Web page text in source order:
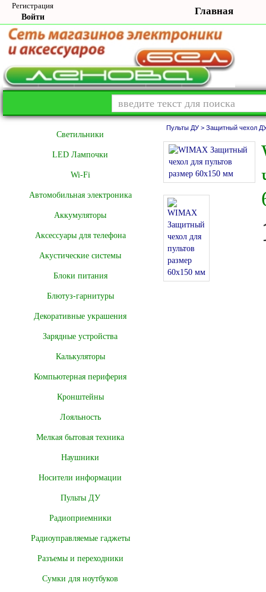
Регистрация
Войти
Главная
Cветильники
LED Лампочки
Wi-Fi
Автомобильная электроника
Аккумуляторы
Аксессуары для телефона
Акустические системы
Блоки питания
Блютуз-гарнитуры
Декоративные украшения
Зарядные устройства
Калькуляторы
Компьютерная периферия
Кронштейны
Лояльность
Мелкая бытовая техника
Наушники
Носители информации
Пульты ДУ
Радиоприемники
Радиоуправляемые гаджеты
Разъемы и переходники
Сумки для ноутбуков
Пульты ДУ > Защитный чехол